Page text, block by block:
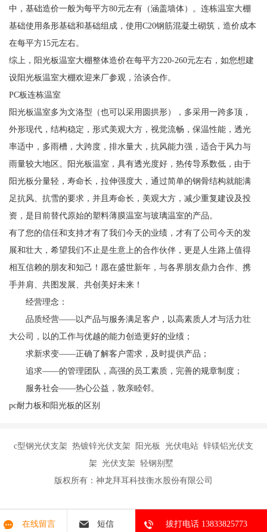
中，基础造价一般为每平方80元左有（涵盖墙体）。连栋温室大棚
基础使用条形基础和基础组成，使用C20钢筋混凝土砌筑，造价成本
在每平方15元左右。
综上，阳光板温室大棚整体造价在每平方220-260元左右，如您想建
设阳光板温室大棚欢迎来厂参观，洽谈合作。
PC板连栋温室
阳光板温室多为文洛型（也可以采用圆拱形），多采用一跨多顶，
外形现代，结构稳定，形式美观大方，视觉流畅，保温性能，透光
率适中，多雨槽，大跨度，排水量大，抗风能力强，适合于风力与
雨量较大地区。阳光板温室，具有透光度好，热传导系数低，由于
阳光板分量轻，寿命长，拉伸强度大，通过简单的钢骨结构就能满
足抗风、抗雪的要求，并且寿命长，美观大方，减少重复建设及投
资，是目前替代原始的塑料薄膜温室与玻璃温室的产品。
有了您的信任和支持才有了我们今天的业绩，才有了公司今天的发
展和壮大，希望我们不止是生意上的合作伙伴，更是人生路上值得
相互信赖的朋友和知己！愿在盛世新年，与各界朋友鼎力合作、携
手并肩、共图发展、共创美好未来！
经营理念：
品质经营——以产品与服务满足客户，以高素质人才与活力壮
大公司，以的工作与优越的能力创造更好的业绩；
求新求变——正确了解客户需求，及时提供产品；
追求——的管理团队，高强的员工素质，完善的规章制度；
服务社会——热心公益，敦亲睦邻。
pc耐力板和阳光板的区别
c型钢光伏支架 热镀锌光伏支架 阳光板 光伏电站 锌镁铝光伏支
架 光伏支架 轻钢别墅
版权所有：神龙拜耳科技衡水股份有限公司
在线留言 短信 拔打电话 13833825773